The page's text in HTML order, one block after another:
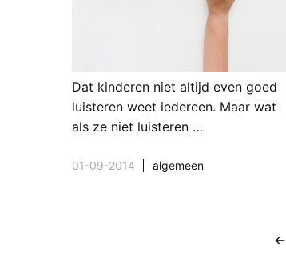
Dat kinderen niet altijd even goed
luisteren weet iedereen. Maar wat
als ze niet luisteren …
01-09-2014 algemeen
←